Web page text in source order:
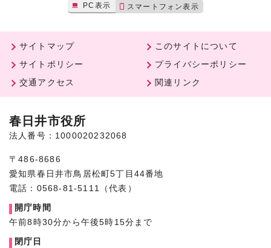
PC表示 スマートフォン表示
サイトマップ
このサイトについて
サイトポリシー
プライバシーポリシー
交通アクセス
関連リンク
春日井市役所
法人番号：1000020232068
〒486-8686
愛知県春日井市鳥居松町5丁目44番地
電話：0568-81-5111（代表）
開庁時間
午前8時30分から午後5時15分まで
閉庁日